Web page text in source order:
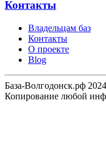
Контакты
Владельцам баз
Контакты
О проекте
Blog
База-Волгодонск.рф
Копирование любой